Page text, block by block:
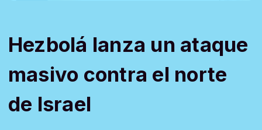
Hezbolá lanza un ataque
masivo contra el norte
de Israel